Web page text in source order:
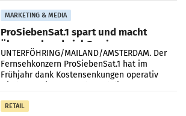
Vergleichszeitraum
MARKETING & MEDIA
ProSiebenSat.1 spart und macht
überraschend viel Gewinn
UNTERFÖHRING/MAILAND/AMSTERDAM. Der
Fernsehkonzern ProSiebenSat.1 hat im
Frühjahr dank Kostensenkungen operativ
RETAIL